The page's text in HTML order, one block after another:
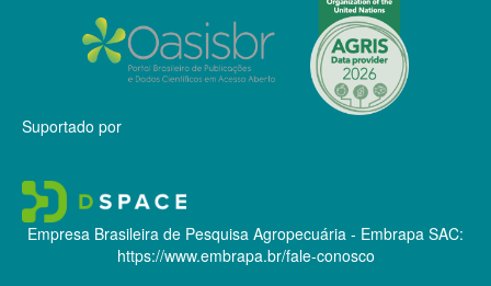
Suportado por
Empresa Brasileira de Pesquisa Agropecuária - Embrapa SAC:
https://www.embrapa.br/fale-conosco